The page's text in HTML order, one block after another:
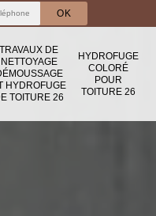
TRAVAUX DE
NETTOYAGE
HYDROFUGE
TOITURE 26
HYDROFUGE
COLORÉ
POUR
TOITURE 26